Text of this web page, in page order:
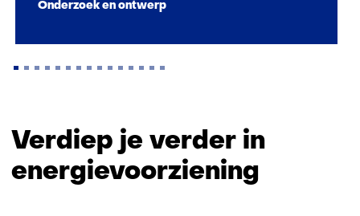
Onderzoek en ontwerp
naar
navigatie
(Zo
Verdiep je verder in
energievoorziening